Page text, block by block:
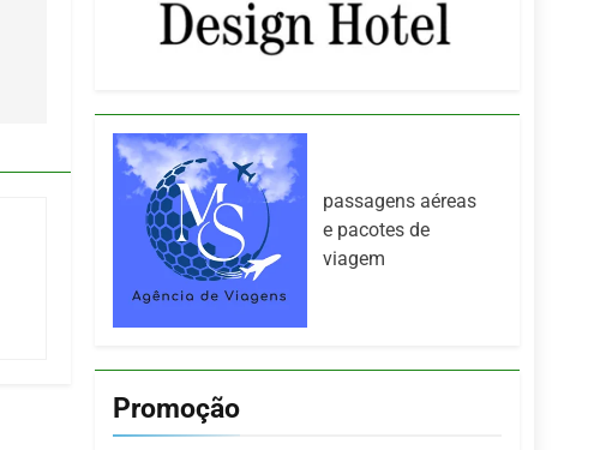
passagens aéreas
e pacotes de
viagem
Promoção